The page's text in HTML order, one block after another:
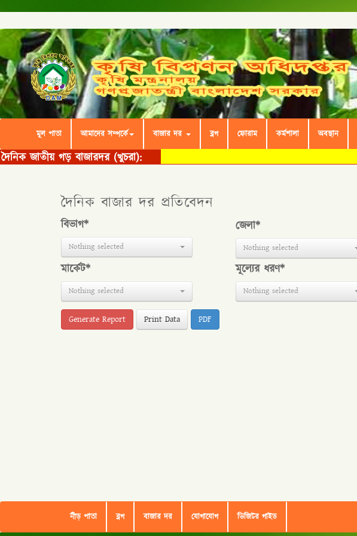
মূল পাতা আমাদের সম্পর্কে বাজার দর ব্লগ ফোরাম কর্মশালা অবস্থান
দৈনিক বাজার দর প্রতিবেদন
বিভাগ*
Nothing selected
জেলা*
Nothing selected
মার্কেট*
Nothing selected
মূল্যের ধরণ*
Nothing selected
Print Data PDF
নীড় পাতা ব্লগ বাজার দর যোগাযোগ ভিজিটর গাইড